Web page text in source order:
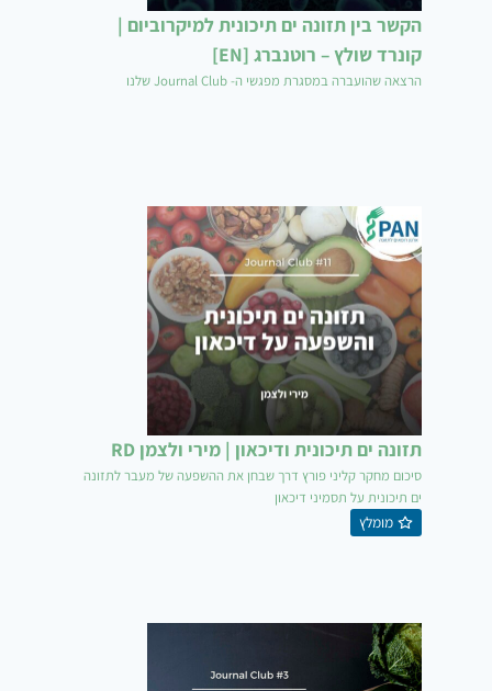
הקשר בין תזונה ים תיכונית למיקרוביום |
קונרד שולץ – רוטנברג [EN]
הרצאה שהועברה במסגרת מפגשי ה- Journal Club שלנו
תזונה ים תיכונית ודיכאון | מירי ולצמן RD
סיכום מחקר קליני פורץ דרך שבחן את ההשפעה של מעבר לתזונה
ים תיכונית על תסמיני דיכאון
מומלץ